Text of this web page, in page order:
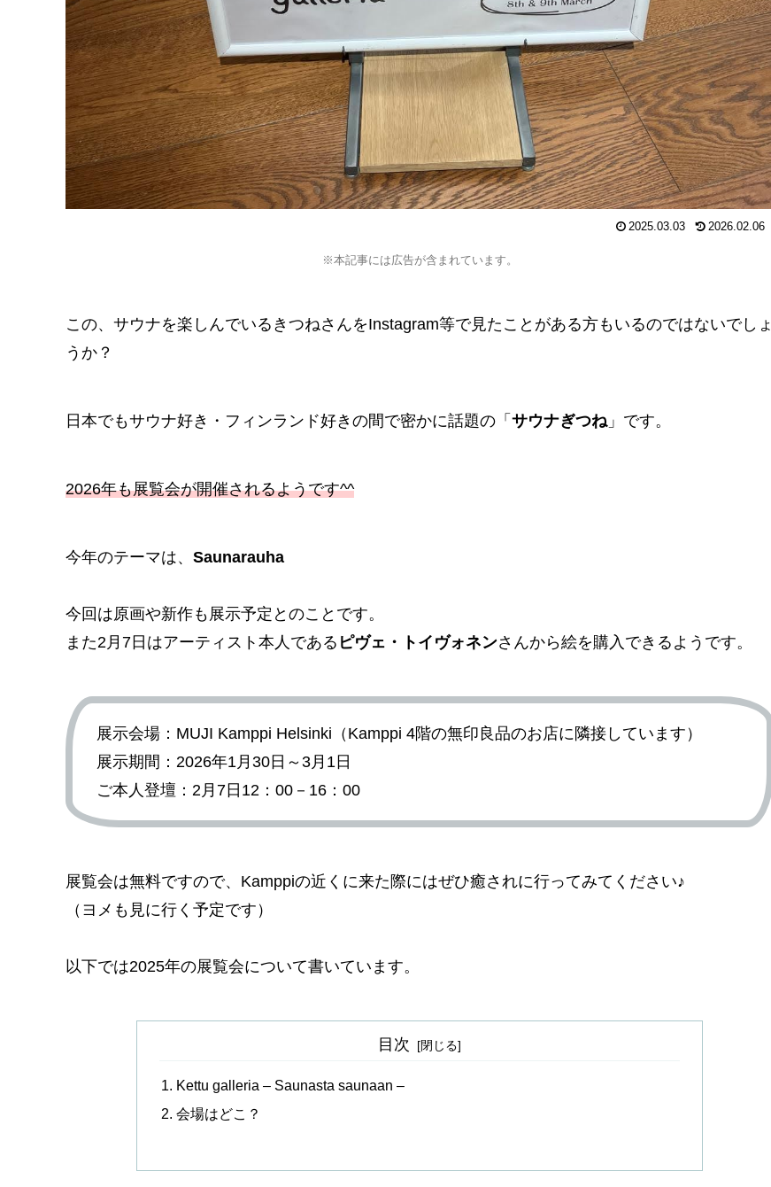
2025.03.03 2026.02.06
※本記事には広告が含まれています。
この、サウナを楽しんでいるきつねさんをInstagram等で見たことがある方もいるのではないでしょ
うか？
日本でもサウナ好き・フィンランド好きの間で密かに話題の「 サウナぎつね」です。
2026年も展覧会が開催されるようです^^
今年のテーマは、 Saunarauha
今回は原画や新作も展示予定とのことです。
また2月7日はアーティスト本人である ピヴェ・トイヴォネンさんから絵を購入できるようです。
展示会場：MUJI Kamppi Helsinki（Kamppi 4階の無印良品のお店に隣接しています）
展示期間：2026年1月30日～3月1日
ご本人登壇：2月7日12：00－16：00
展覧会は無料ですので、Kamppiの近くに来た際にはぜひ癒されに行ってみてください♪
（ヨメも見に行く予定です）
以下では2025年の展覧会について書いています。
目次
Kettu galleria – Saunasta saunaan –
会場はどこ？